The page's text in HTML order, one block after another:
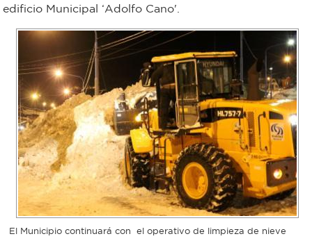
Rentas
Municipal
Mi
bondi
Boleto
estudiantil
Recorrido
edificio Municipal ‘Adolfo Cano'.
El Municipio continuará con el operativo de limpieza de nieve